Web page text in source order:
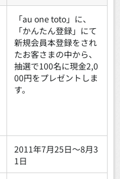
「au one toto」に、
「かんたん登録」にて
新規会員本登録をされ
たお客さまの中から、
抽選で100名に現金2,0
00円をプレゼントしま
す。
2011年7月25日〜8月3
1日